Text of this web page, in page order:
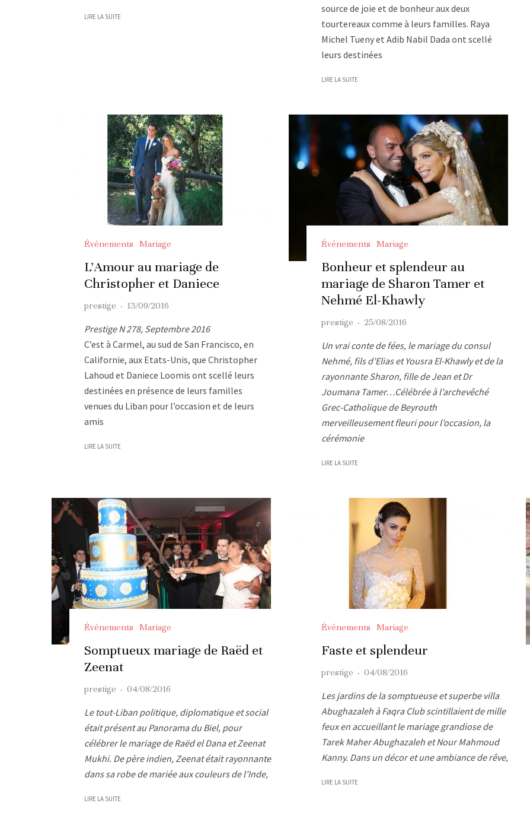
LIRE LA SUITE
source de joie et de bonheur aux deux
tourtereaux comme à leurs familles. Raya
Michel Tueny et Adib Nabil Dada ont scellé
leurs destinées
LIRE LA SUITE
Événements Mariage
L’Amour au mariage de
Christopher et Daniece
prestige · 13/09/2016
Prestige N 278, Septembre 2016
C’est à Carmel, au sud de San Francisco, en
Californie, aux Etats-Unis, que Christopher
Lahoud et Daniece Loomis ont scellé leurs
destinées en présence de leurs familles
venues du Liban pour l’occasion et de leurs
amis
LIRE LA SUITE
Événements Mariage
Bonheur et splendeur au
mariage de Sharon Tamer et
Nehmé El-Khawly
prestige · 25/08/2016
Un vrai conte de fées, le mariage du consul
Nehmé, fils d’Elias et Yousra El-Khawly et de la
rayonnante Sharon, fille de Jean et Dr
Joumana Tamer…Célébrée à l’archevêché
Grec-Catholique de Beyrouth
merveilleusement fleuri pour l’occasion, la
cérémonie
LIRE LA SUITE
Événements Mariage
Somptueux mariage de Raëd et
Zeenat
prestige · 04/08/2016
Le tout-Liban politique, diplomatique et social
était présent au Panorama du Biel, pour
célébrer le mariage de Raëd el Dana et Zeenat
Mukhi. De père indien, Zeenat était rayonnante
dans sa robe de mariée aux couleurs de l’Inde,
LIRE LA SUITE
Événements Mariage
Faste et splendeur
prestige · 04/08/2016
Les jardins de la somptueuse et superbe villa
Abughazaleh à Faqra Club scintillaient de mille
feux en accueillant le mariage grandiose de
Tarek Maher Abughazaleh et Nour Mahmoud
Kanny. Dans un décor et une ambiance de rêve,
LIRE LA SUITE